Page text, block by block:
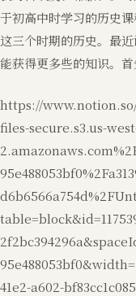
于初高中时学习的历史
这三个时期的历史。最
能获得更多些的知识。首
https://
files-secure.s3.us-
41e2-a602-